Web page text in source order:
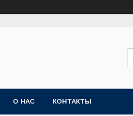
О НАС КОНТАКТЫ